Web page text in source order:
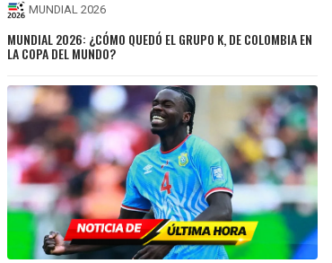
MUNDIAL 2026
MUNDIAL 2026: ¿CÓMO QUEDÓ EL GRUPO K, DE COLOMBIA EN
LA COPA DEL MUNDO?